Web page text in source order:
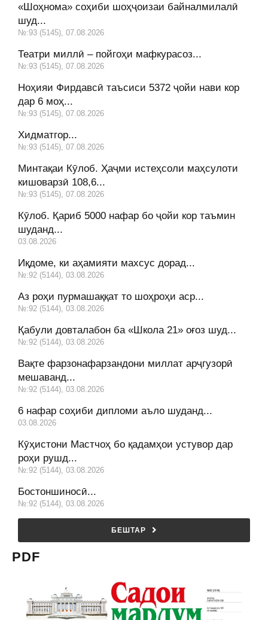
«Шоҳнома» соҳиби шоҳҷоизаи байналмилалӣ
шуд...
№:93 (5145), 07.08.2026
Театри миллӣ – пойгоҳи мафкурасоз...
№:93 (5145), 07.08.2026
Ноҳияи Фирдавсӣ таъсиси 5372 ҷойи нави кор
дар 6 моҳ...
№:93 (5145), 07.08.2026
Хидматгор...
№:93 (5145), 07.08.2026
Минтақаи Кӯлоб. Ҳаҷми истеҳсоли маҳсулоти
кишоварзӣ 108,6...
№:93 (5145), 07.08.2026
Кӯлоб. Қариб 5000 нафар бо ҷойи кор таъмин
шуданд...
03.08.2026
Иқдоме, ки аҳамияти махсус дорад...
№:92 (5144), 03.08.2026
Аз роҳи пурмашаққат то шоҳроҳи аср...
№:92 (5144), 03.08.2026
Қабули довталабон ба «Школа 21» оғоз шуд...
№:92 (5144), 03.08.2026
Вақте фарзонафарзандони миллат арҷгузорӣ
мешаванд...
№:92 (5144), 03.08.2026
6 нафар соҳиби дипломи аъло шуданд...
03.08.2026
Кӯҳистони Мастчоҳ бо қадамҳои устувор дар
роҳи рушд...
№:92 (5144), 03.08.2026
Бостоншиносӣ...
№:92 (5144), 03.08.2026
БЕШТАР
PDF